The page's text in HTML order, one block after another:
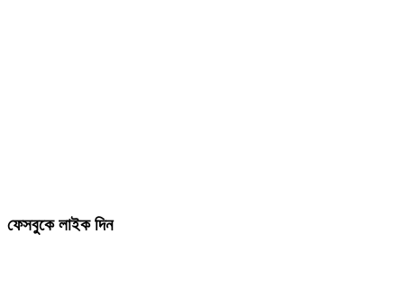
ফেসবুকে লাইক দিন